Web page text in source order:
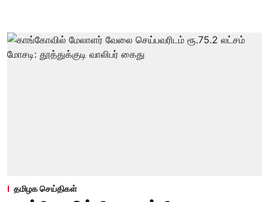
தமிழக செய்திகள்